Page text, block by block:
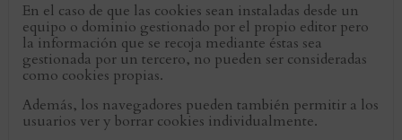
En el caso de que las cookies sean instaladas desde un
equipo o dominio gestionado por el propio editor pero
la información que se recoja mediante éstas sea
gestionada por un tercero, no pueden ser consideradas
como cookies propias.
Además, los navegadores pueden también permitir a los
usuarios ver y borrar cookies individualmente.